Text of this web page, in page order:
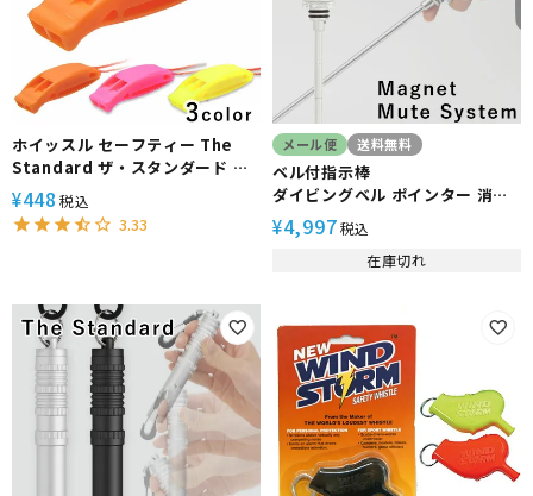
ホイッスル セーフティー The
Standard ザ・スタンダード シ
ュノーケリング 海水浴 シュノー
ケリング 安全対策 セーフティー
ホイッスル スノーケリング
¥448 税込
3.33
メール便 送料無料
ベル付指示棒
ダイビングベル ポインター 消音
マグネット付き The Standard
ザ・スタンダード
¥4,997税込
在庫切れ